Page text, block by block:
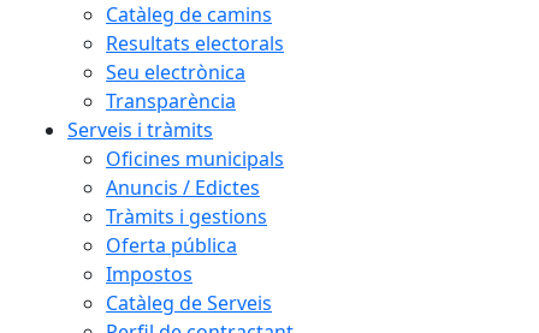
Catàleg de camins
Resultats electorals
Seu electrònica
Transparència
Serveis i tràmits
Oficines municipals
Anuncis / Edictes
Tràmits i gestions
Oferta pública
Impostos
Catàleg de Serveis